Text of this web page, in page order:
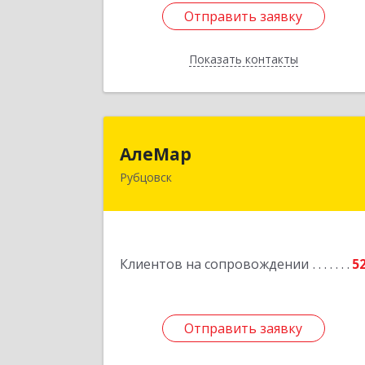
Отправить заявку
Показать контакты
Отправить заявку
Назад
АлеМар
Рубцовск
Клиентов на сопровождении
Отправить заявку
658210, Алтайский край, Рубцовск г,
Отправить заявку